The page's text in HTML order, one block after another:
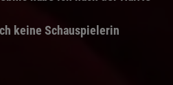
keine Schauspielerin